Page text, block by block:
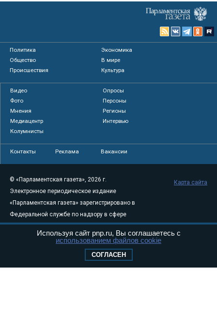
Политика
Экономика
Общество
В мире
Происшествия
Культура
Видео
Опросы
Фото
Персоны
Мнения
Регионы
Медиацентр
Интервью
Колумнисты
Контакты Реклама Вакансии
© «Парламентская газета», 2026 г.
Электронное периодическое издание
«Парламентская газета» зарегистрировано в
Федеральной службе по надзору в сфере
связи, информационных технологий и
массовых коммуникаций (Роскомнадзор) 05
Свидетельство о регистрации Эл № ФС77-
Карта сайта
Используя сайт pnp.ru, Вы соглашаетесь с
использованием файлов cookie
СОГЛАСЕН